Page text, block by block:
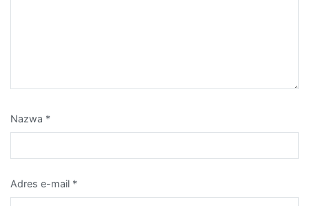
Nazwa *
Adres e-mail *